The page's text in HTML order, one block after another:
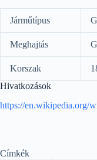
Járműtípus
Meghajtás
Korszak
Hivatkozások
https://en.wikipedia.org/
Címkék